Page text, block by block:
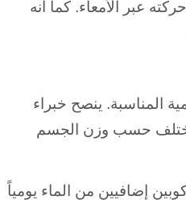
عبر الأمعاء. كما أنه
المناسبة. ينصح خبراء
قد تختلف حسب وزن الجسم
إضافيين من الماء يومياً